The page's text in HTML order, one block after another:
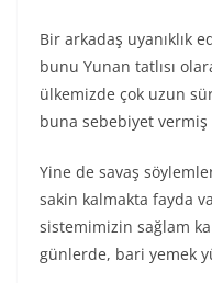
Bir arkadaş uyanıklık
bunu Yunan tatlısı
ülkemizde çok uzun
buna sebebiyet vermiş
Yine de savaş
sakin kalmakta fayda
sistemimizin sağlam
günlerde, bari yemek